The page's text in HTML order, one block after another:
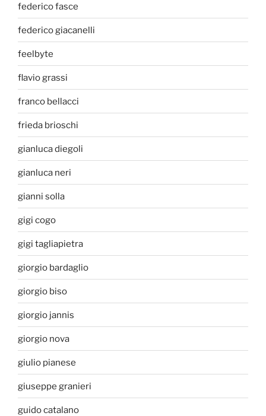
federico fasce
federico giacanelli
feelbyte
flavio grassi
franco bellacci
frieda brioschi
gianluca diegoli
gianluca neri
gianni solla
gigi cogo
gigi tagliapietra
giorgio bardaglio
giorgio biso
giorgio jannis
giorgio nova
giulio pianese
giuseppe granieri
guido catalano